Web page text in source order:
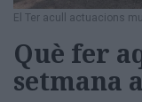
El Ter acull actuacions
Què fer
setmana